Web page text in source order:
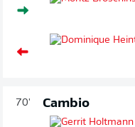
70' Cambio